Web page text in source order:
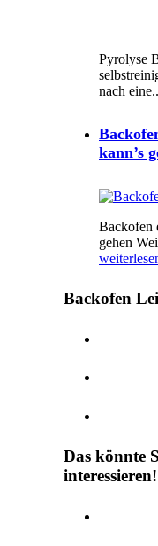
Pyrolyse
nach
kann’s
Backofen
gehen
Backofen
Das könnte
interessieren!